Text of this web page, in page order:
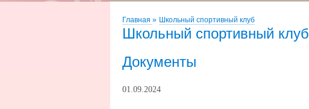
Главная » Школьный спортивный клуб
Школьный спортивный клуб
Документы
01.09.2024